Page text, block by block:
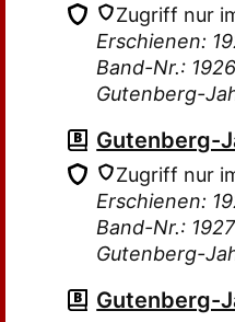
Zugriff nur
Erschienen:
Band-Nr.: 1926
Gutenberg-
Gutenberg-
Zugriff nur
Erschienen:
Band-Nr.: 1927
Gutenberg-
Gutenberg-